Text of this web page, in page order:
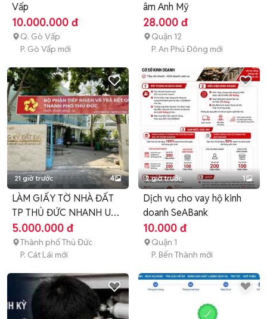
Vấp
10.000.000 đ
Q. Gò Vấp
P. Gò Vấp mới
âm Anh Mỹ
28.000 đ
Quận 12
P. An Phú Đông mới
21 giờ trước 4
LÀM GIẤY TỜ NHÀ ĐẤT
TP THỦ ĐỨC NHANH UY
TÍN PHÍ RẺ
5.000.000 đ
Thành phố Thủ Đức
P. Cát Lái mới
2 giờ trước 1
Dịch vụ cho vay hộ kinh
doanh SeABank
10.000 đ
Quận 1
P. Bến Thành mới